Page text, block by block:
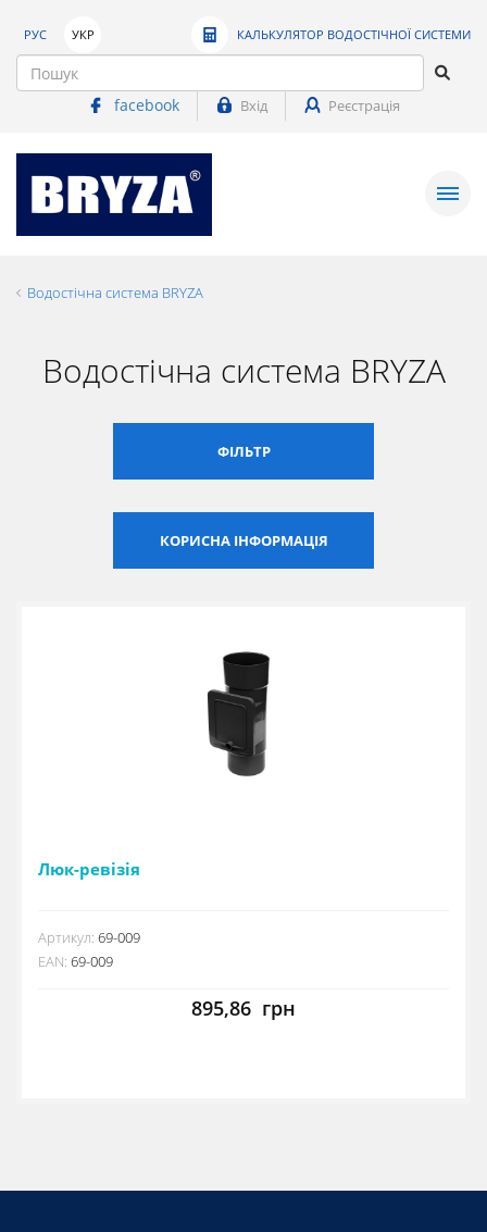
РУС УКР КАЛЬКУЛЯТОР ВОДОСТІЧНОЇ СИСТЕМИ
facebook Вхід Реєстрація
Водостічна система BRYZA
Водостічна система BRYZA
ФІЛЬТР
КОРИСНА ІНФОРМАЦІЯ
Люк-ревізія
Артикул: 69-009
EAN: 69-009
895,86 грн